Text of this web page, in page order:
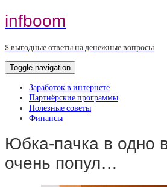
infboom
$ выгодные ответы на денежные вопросы
Toggle navigation
Заработок в интернете
Партнёрские программы
Полезные советы
Финансы
Юбка-пачка в одно
очень попул…